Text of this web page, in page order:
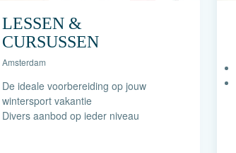
LESSEN &
CURSUSSEN
Amsterdam
De ideale voorbereiding op jouw
wintersport vakantie
Divers aanbod op ieder niveau